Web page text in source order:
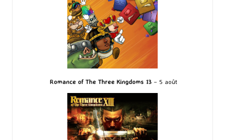
Romance of The Three Kingdoms 13 – 5 août